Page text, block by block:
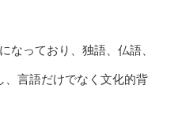
なっており、独語、仏語、
、言語だけでなく文化的背